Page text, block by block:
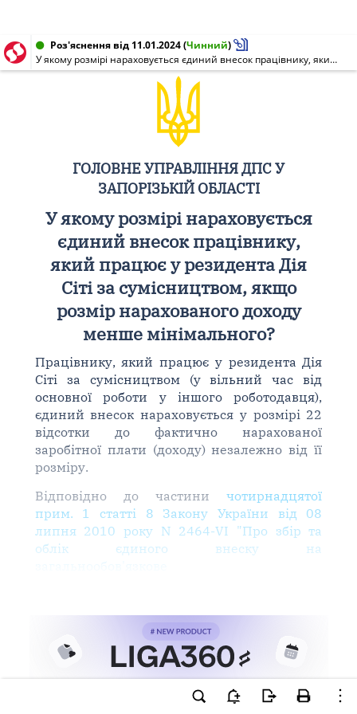
Роз'яснення від 11.01.2024(Чинний)
У якому розмірі нараховується єдиний внесок працівнику, який працює у резидента Дія Сіті за сумісництвом, якщо розмір нарахованого доходу менше мінімального?
ГОЛОВНЕ УПРАВЛІННЯ ДПС У
ЗАПОРІЗЬКІЙ ОБЛАСТІ
У якому розмірі нараховується
єдиний внесок працівнику,
який працює у резидента Дія
Сіті за сумісництвом, якщо
розмір нарахованого доходу
менше мінімального?
Працівнику, який працює у резидента Дія
Сіті за сумісництвом (у вільний час від
основної роботи у іншого роботодавця),
єдиний внесок нараховується у розмірі 22
відсотки до фактично нарахованої
заробітної плати (доходу) незалежно від її
розміру.
Відповідно до частиничотирнадцятої
прим. 1 статті 8 Закону України від 08
липня 2010 року N 2464-VI "Про збір та
облік єдиного внеску на